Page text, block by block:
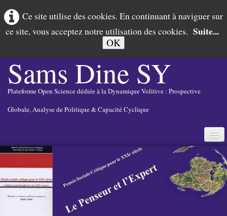
Ce site utilise des cookies. En continuant à naviguer sur
ce site, vous acceptez notre utilisation des cookies. Suite...
OK
Sams Dine SY
Plateforme Open Science dédiée à la Dynamique Volitive : Prospective
Globale, Analyse de Politique & Capacité Cyclique
Français▼
DYNAMIQUE VOLITIVE
PROSPECTIVE GLOBALE
POLICY ANALYSIS